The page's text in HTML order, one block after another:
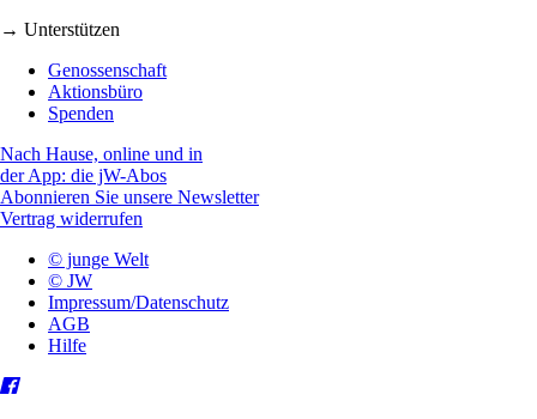
→ Unterstützen
Genossenschaft
Aktionsbüro
Spenden
Nach Hause, online und in
der App: die jW-Abos
Abonnieren Sie unsere Newsletter
Vertrag widerrufen
© junge Welt
© JW
Impressum/Datenschutz
AGB
Hilfe